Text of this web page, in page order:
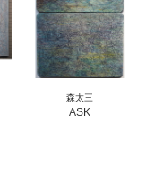
森太三
ASK